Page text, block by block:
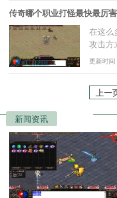
传奇哪个职业打怪最快最厉
在这么
攻击方
度上表
更新时
上一
新闻资讯